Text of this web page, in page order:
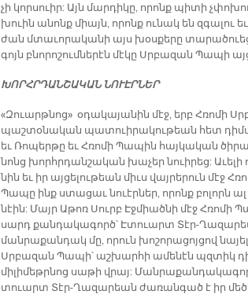
չի կոր­սուիր: Այն մար­դի­կը, ո­րոնք պի­տի
խուին ա­նոնք միայն, ո­րոնք ու­նակ են զգա­լու
ժան մտա­ւո­րա­կա­նի այս խօս­քե­րը
գոյն բնո­րո­շում­նե­րէն մէ­կը Սրբա­զան Պա­պի
ԽՈՐՀՐ­ԴԱՆ­ՇԱ­ԿԱՆ ՆՈՒԷՐ­ՆԵՐ
«Զուարթ­նոց» օ­դա­կա­յա­նին մէջ, երբ Հռո­մի
պաշ­տօ­նա­կան պա­տուի­րա­կու­թեան հետ
եւ Ռո­պեր­թը եւ Հռո­մի Պա­պին հայ­կա­կան
նոնց խորհր­դան­շա­կան խա­չեր նուի­րեց: Ա­ւե­լի
նին եւ իր այ­ցե­լու­թեան միւս վայ­րե­րուն մէջ
Պա­պը ինք ստա­ցաւ նուէր­ներ, ո­րոնք բո­լորն
նէին: Մայր Ա­թոռ Սուրբ Էջ­միած­նի մէջ
սարդ քան­դա­կա­գործ՝ Է­տուարտ Տէր-
ման­րա­քան­դակ մը, ո­րուն խո­շո­րա­ցոյ­ցով
Սրբա­զան Պա­պի՝ աշ­խար­հի ա­մե­նէն պզտիկ
մի­լի­մեթր­նոց սա­թի վրայ:
տուարտ Տէր-Ղա­զա­րեան ժա­ռան­գած է իր